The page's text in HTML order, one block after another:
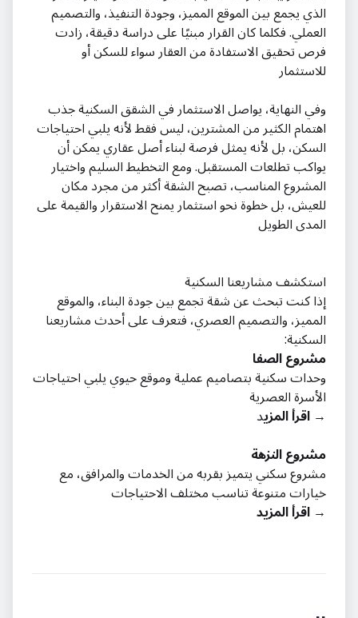
الذي يجمع بين الموقع المميز، وجودة التنفيذ، والتصميم
العملي. فكلما كان القرار مبنيًا على دراسة دقيقة، زادت
فرص تحقيق الاستفادة من العقار سواء للسكن أو
للاستثمار
وفي النهاية، يواصل الاستثمار في الشقق السكنية جذب
اهتمام الكثير من المشترين، ليس فقط لأنه يلبي احتياجات
السكن، بل لأنه يمثل فرصة لبناء أصل عقاري يمكن أن
يواكب تطلعات المستقبل. ومع التخطيط السليم واختيار
المشروع المناسب، تصبح الشقة أكثر من مجرد مكان
للعيش، بل خطوة نحو استثمار يمنح الاستقرار والقيمة على
المدى الطويل
استكشف مشاريعنا السكنية
إذا كنت تبحث عن شقة تجمع بين جودة البناء، والموقع
المميز، والتصميم العصري، فتعرف على أحدث مشاريعنا
السكنية:
مشروع الصفا
وحدات سكنية بتصاميم عملية وموقع حيوي يلبي احتياجات
الأسرة العصرية
→ اقرأ المزيد
مشروع النزهة
مشروع سكني يتميز بقربه من الخدمات والمرافق، مع
خيارات متنوعة تناسب مختلف الاحتياجات
→ اقرأ المزيد